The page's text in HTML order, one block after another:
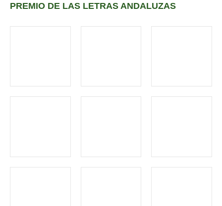
PREMIO DE LAS LETRAS ANDALUZAS